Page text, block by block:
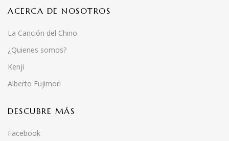
ACERCA DE NOSOTROS
La Canción del Chino
¿Quienes somos?
Kenji
Alberto Fujimori
DESCUBRE MÁS
Facebook